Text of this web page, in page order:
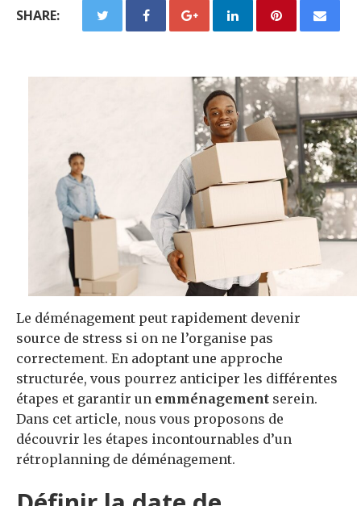
SHARE:
Le déménagement peut rapidement devenir
source de stress si on ne l’organise pas
correctement. En adoptant une approche
structurée, vous pourrez anticiper les différentes
étapes et garantir un emménagement serein.
Dans cet article, nous vous proposons de
découvrir les étapes incontournables d’un
rétroplanning de déménagement.